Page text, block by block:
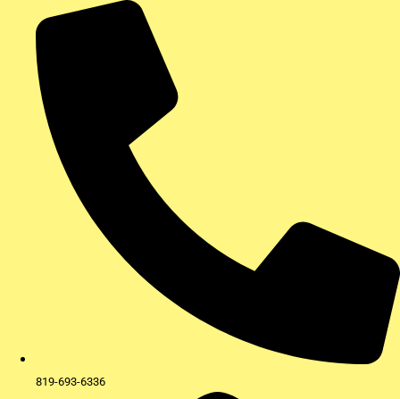
contenu
819-693-6336